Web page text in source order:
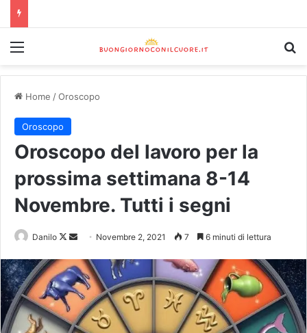
Home /Oroscopo
Oroscopo
Oroscopo del lavoro per la
prossima settimana 8-14
Novembre. Tutti i segni
Danilo Novembre 2, 2021 7 6 minuti di lettura